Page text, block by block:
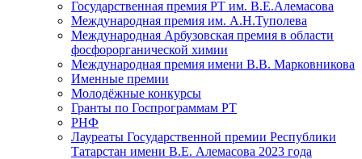
Государственная премия РТ им. В.Е.Алемасова
Международная премия им. А.Н.Туполева
Международная Арбузовская премия в области
фосфорорганической химии
Международная премия имени В.В. Марковникова
Именные премии
Молодёжные конкурсы
Гранты по Госпрограммам РТ
РНФ
Лауреаты Государственной премии Республики
Татарстан имени В.Е. Алемасова 2023 года